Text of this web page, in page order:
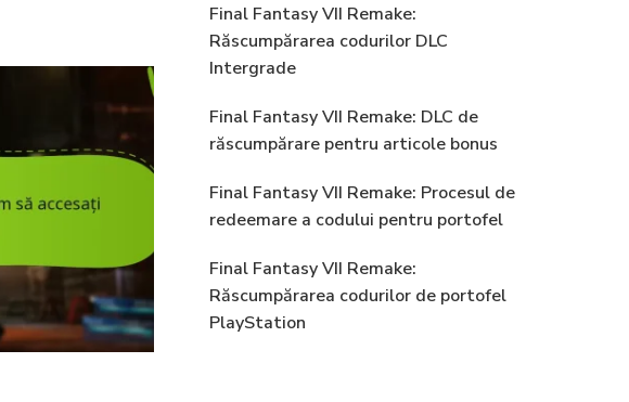
Final Fantasy VII Remake:
Răscumpărarea codurilor DLC
Intergrade
Final Fantasy VII Remake: DLC de
răscumpărare pentru articole bonus
Final Fantasy VII Remake: Procesul de
redeemare a codului pentru portofel
Final Fantasy VII Remake:
Răscumpărarea codurilor de portofel
PlayStation